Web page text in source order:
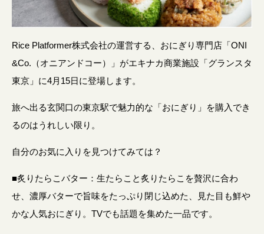
Rice Platformer株式会社の運営する、おにぎり専門店「ONI
&Co.（オニアンドコー）」がエキナカ商業施設「グランスタ
東京」に4月15日に登場します。
旅へ出る玄関口の東京駅で魅力的な「おにぎり」を購入でき
るのはうれしい限り。
自分のお気に入りを見つけてみては？
■炙りたらこバター：生たらこと炙りたらこを贅沢に合わ
せ、濃厚バターで旨味をたっぷり閉じ込めた、見た目も鮮や
かな人気おにぎり。TVでも話題を集めた一品です。